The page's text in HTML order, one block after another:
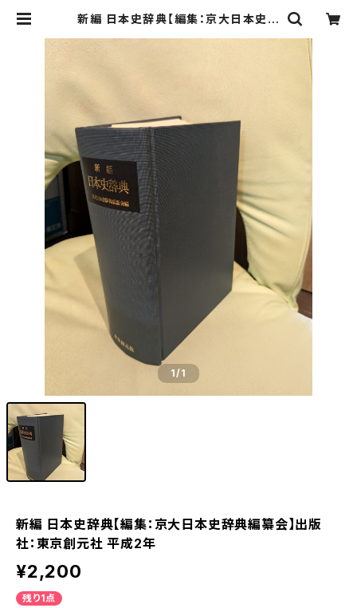
新編 日本史辞典【編集：京大日本史辞
1/1
新編 日本史辞典【編集：京大日本史辞典編纂会】出版
社：東京創元社 平成2年
¥2,200
残り1点